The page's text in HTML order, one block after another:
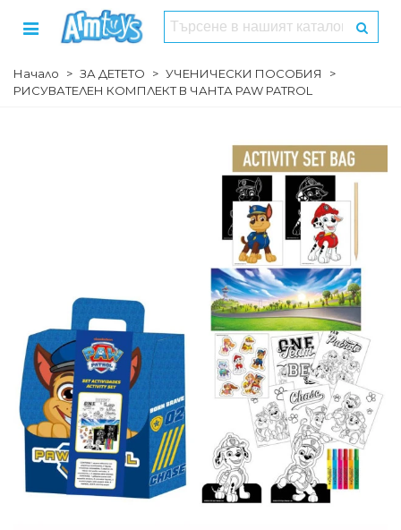
Начало > ЗА ДЕТЕТО > УЧЕНИЧЕСКИ ПОСОБИЯ
>
РИСУВАТЕЛЕН КОМПЛЕКТ В ЧАНТА PAW PATROL